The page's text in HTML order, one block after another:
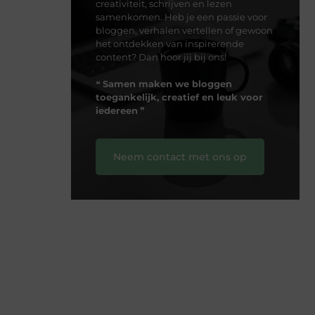
creativiteit, schrijven en lezen
samenkomen. Heb je een passie voor
bloggen, verhalen vertellen of gewoon
het ontdekken van inspirerende
content? Dan hoor jij bij ons!
❝ Samen maken we bloggen
toegankelijk, creatief en leuk voor
iedereen ❞
Neem contact met ons op